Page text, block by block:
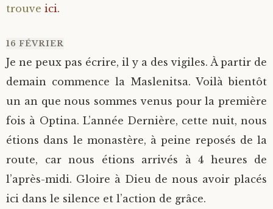
Père Héliodore
trouve ici.
16 FÉVRIER
Je ne peux pas écrire, il y a des vigiles. À partir de
demain commence la Maslenitsa. Voilà bientôt
un an que nous sommes venus pour la première
fois à Optina. L’année Dernière, cette nuit, nous
étions dans le monastère, à peine reposés de la
route, car nous étions arrivés à 4 heures de
l’après-midi. Gloire à Dieu de nous avoir placés
ici dans le silence et l’action de grâce.